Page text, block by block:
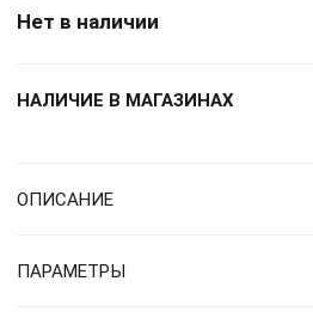
Нет в наличии
НАЛИЧИЕ В МАГАЗИНАХ
ОПИСАНИЕ
ПАРАМЕТРЫ